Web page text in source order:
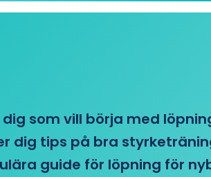
som vill börja med
dig tips på bra
guide för löpning för